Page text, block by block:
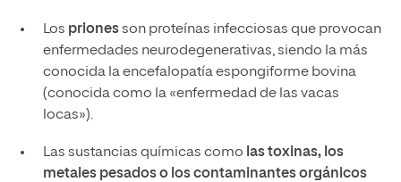
Los prionesson proteínas infecciosas que provocan
enfermedades neurodegenerativas, siendo la más
conocida la encefalopatía espongiforme bovina
(conocida como la «enfermedad de las vacas
locas»).
Las sustancias químicas como las toxinas, los
metales pesados o los contaminantes orgánicos